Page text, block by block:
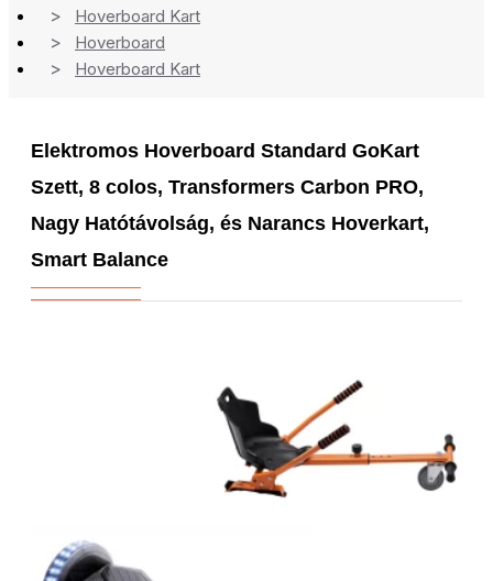
Hoverboard Kart
Hoverboard
Hoverboard Kart
Elektromos Hoverboard Standard GoKart
Szett, 8 colos, Transformers Carbon PRO,
Nagy Hatótávolság, és Narancs Hoverkart,
Smart Balance